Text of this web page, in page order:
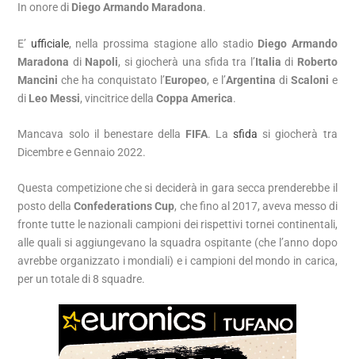
In onore di Diego Armando Maradona.
E’ ufficiale, nella prossima stagione allo stadio Diego Armando
Maradona di Napoli, si giocherà una sfida tra l’Italia di Roberto
Mancini che ha conquistato l’Europeo, e l’Argentina di Scaloni e
di Leo Messi, vincitrice dellaCoppa America.
Mancava solo il benestare della FIFA. Lasfida si giocherà tra
Dicembre e Gennaio 2022.
Questa competizione che si deciderà in gara secca prenderebbe il
posto dellaConfederations Cup, che fino al 2017, aveva messo di
fronte tutte le nazionali campioni dei rispettivi tornei continentali,
alle quali si aggiungevano la squadra ospitante (che l’anno dopo
avrebbe organizzato i mondiali) e i campioni del mondo in carica,
per un totale di 8 squadre.